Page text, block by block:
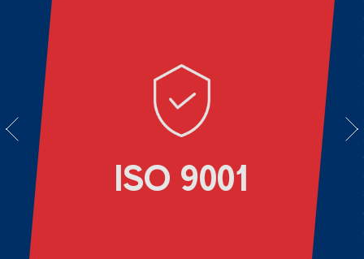
ISO 9001
Next